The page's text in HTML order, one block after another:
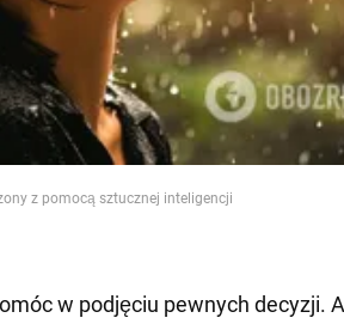
z pomocą sztucznej inteligencji
w podjęciu pewnych decyzji.